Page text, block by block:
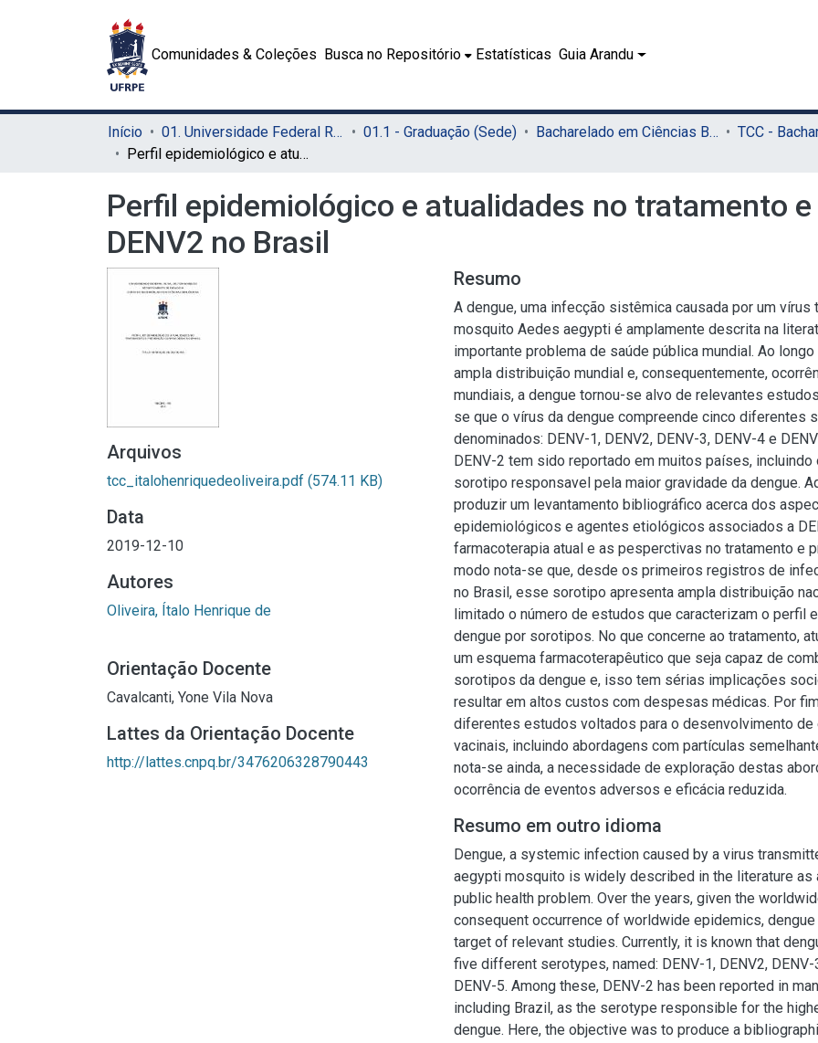
Comunidades & Coleções Busca no Repositório Estatísticas Guia Arandu
Início 01. Universidade Federal Rural de Pernambuco - UFRPE (Sede) 01.1 - Graduação (Sede)
Bacharelado em Ciências Biológicas (Sede)
Perfil epidemiológico e atualidades no tratamento e prevenção contra DENV2 no Brasil
Perfil epidemiológico e atualidades no tratamento
DENV2 no Brasil
Arquivos
tcc_italohenriquedeoliveira.pdf (574.11 KB)
Data
2019-12-10
Autores
Oliveira, Ítalo Henrique de
Orientação Docente
Cavalcanti, Yone Vila Nova
Lattes da Orientação Docente
http://lattes.cnpq.br/3476206328790443
Resumo
A dengue, uma infecção sistêmica causada por um
mosquito Aedes aegypti é amplamente descrita na
importante problema de saúde pública mundial. Ao
ampla distribuição mundial e, consequentemente,
mundiais, a dengue tornou-se alvo de relevantes
se que o vírus da dengue compreende cinco diferentes
denominados: DENV-1, DENV2, DENV-3, DENV-4 e
DENV-2 tem sido reportado em muitos países, incluindo
sorotipo responsavel pela maior gravidade da dengue.
produzir um levantamento bibliográfico acerca dos
epidemiológicos e agentes etiológicos associados a
farmacoterapia atual e as pesperctivas no tratamento e
modo nota-se que, desde os primeiros registros de
no Brasil, esse sorotipo apresenta ampla distribuição
limitado o número de estudos que caracterizam o perfil
dengue por sorotipos. No que concerne ao tratamento,
um esquema farmacoterapêutico que seja capaz de
sorotipos da dengue e, isso tem sérias implicações
resultar em altos custos com despesas médicas. Por
diferentes estudos voltados para o desenvolvimento
vacinais, incluindo abordagens com partículas
nota-se ainda, a necessidade de exploração destas
ocorrência de eventos adversos e eficácia reduzida.
Resumo em outro idioma
Dengue, a systemic infection caused by a virus
aegypti mosquito is widely described in the literature as
public health problem. Over the years, given the
consequent occurrence of worldwide epidemics,
target of relevant studies. Currently, it is known that
five different serotypes, named: DENV-1, DENV2, DENV-
DENV-5. Among these, DENV-2 has been reported in
including Brazil, as the serotype responsible for the
dengue. Here, the objective was to produce a